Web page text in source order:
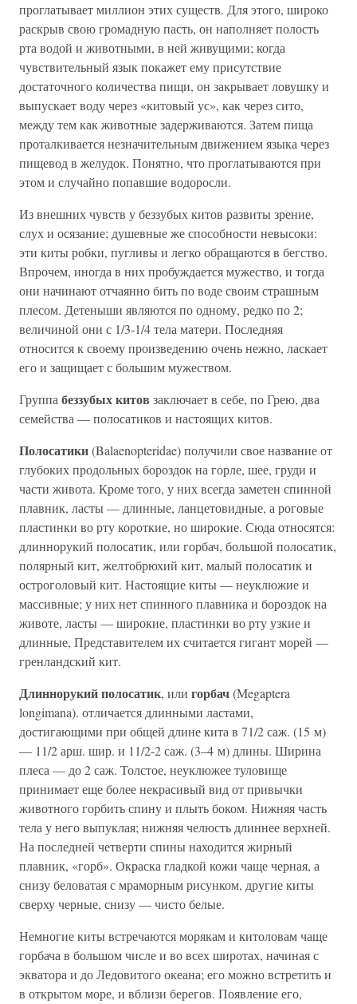
проглатывает миллион этих существ. Для этого, широко
раскрыв свою громадную пасть, он наполняет полость
рта водой и животными, в ней живущими; когда
чувствительный язык покажет ему присутствие
достаточного количества пищи, он закрывает ловушку и
выпускает воду через «китовый ус», как через сито,
между тем как животные задерживаются. Затем пища
проталкивается незначительным движением языка через
пищевод в желудок. Понятно, что проглатываются при
этом и случайно попавшие водоросли.
Из внешних чувств у беззубых китов развиты зрение,
слух и осязание; душевные же способности невысоки:
эти киты робки, пугливы и легко обращаются в бегство.
Впрочем, иногда в них пробуждается мужество, и тогда
они начинают отчаянно бить по воде своим страшным
плесом. Детеныши являются по одному, редко по 2;
величиной они с 1/3-1/4 тела матери. Последняя
относится к своему произведению очень нежно, ласкает
его и защищает с большим мужеством.
Группа беззубых китов заключает в себе, по Грею, два
семейства — полосатиков и настоящих китов.
Полосатики(Balaenopteridae) получили свое название от
глубоких продольных бороздок на горле, шее, груди и
части живота. Кроме того, у них всегда заметен спинной
плавник, ласты — длинные, ланцетовидные, а роговые
пластинки во рту короткие, но широкие. Сюда относятся:
длиннорукий полосатик, или горбач, большой полосатик,
полярный кит, желтобрюхий кит, малый полосатик и
остроголовый кит. Настоящие киты — неуклюжие и
массивные; у них нет спинного плавника и бороздок на
животе, ласты — широкие, пластинки во рту узкие и
длинные, Представителем их считается гигант морей —
гренландский кит.
Длиннорукий полосатик, или горбач(Megaptera
longimana). отличается длинными ластами,
достигающими при общей длине кита в 71/2 саж. (15 м)
— 11/2 арш. шир. и 11/2-2 саж. (3–4 м) длины. Ширина
плеса — до 2 саж. Толстое, неуклюжее туловище
принимает еще более некрасивый вид от привычки
животного горбить спину и плыть боком. Нижняя часть
тела у него выпуклая; нижняя челюсть длиннее верхней.
На последней четверти спины находится жирный
плавник, «горб». Окраска гладкой кожи чаще черная, а
снизу беловатая с мраморным рисунком, другие киты
сверху черные, снизу — чисто белые.
Немногие киты встречаются морякам и китоловам чаще
горбача в большом числе и во всех широтах, начиная с
экватора и до Ледовитого океана; его можно встретить и
в открытом море, и вблизи берегов. Появление его,